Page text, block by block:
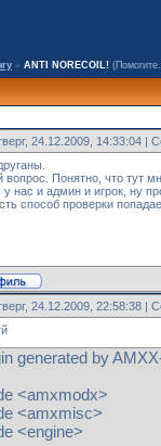
» ANTI NORECOIL!
24.12.2009, 14:33:04 |
вопрос. Понятно, что тут
у нас и админ и игрок, ну
способ проверки
24.12.2009, 22:58:38 |
generated by
<amxmodx>
<amxmisc>
<engine>